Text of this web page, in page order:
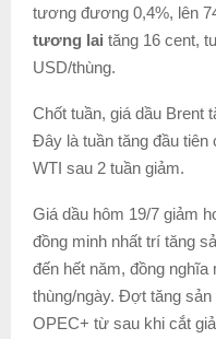
tương đương 0,4%, lên
tương lai tăng 16 cent,
USD/thùng.
Chốt tuần, giá dầu Brent
Đây là tuần tăng đầu tiên
WTI sau 2 tuần giảm.
Giá dầu hôm 19/7 giảm
đồng minh nhất trí tăng
đến hết năm, đồng nghĩa
thùng/ngày. Đợt tăng
OPEC+ từ sau khi cắt